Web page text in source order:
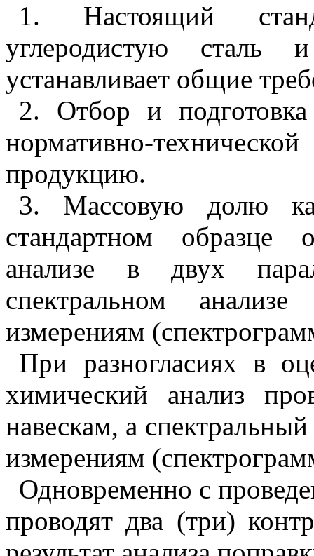
1. Настоящий
углеродистую сталь
устанавливает общие
2. Отбор и
нормативно-
продукцию.
3. Массовую долю
стандартном образце
анализе в двух
спектральном
измерениям
При разногласиях в
химический анализ
навескам, а
измерениям
Одновременно с
проводят два (три)